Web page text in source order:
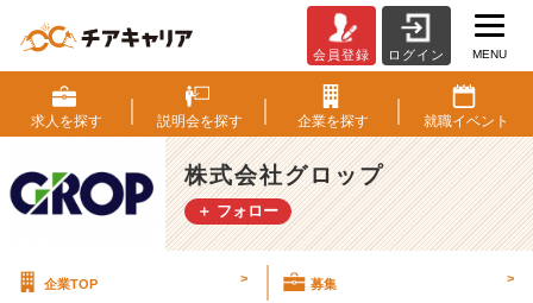
7
卒
内
定
者
懇
会員登録 ログイン MENU
求人を探す 説明会を探す 企業を探す 就職イベント
株式会社グロップ
＋ フォロー
企業TOP > 募集 >